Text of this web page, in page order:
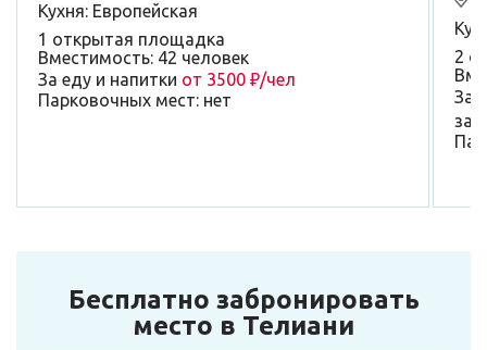
Кухня: Европейская
1 открытая площадка
Вместимость: 42 человек
За еду и напитки от 3500 ₽/чел
Парковочных мест: нет
2
За
Бесплатно забронировать
место в Телиани